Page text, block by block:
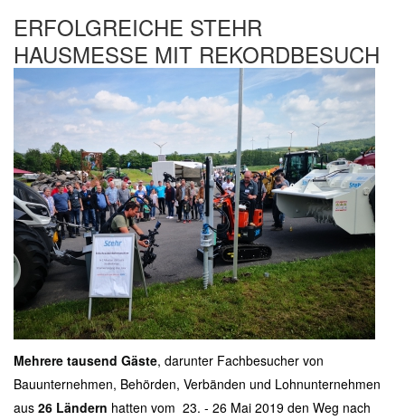
ERFOLGREICHE STEHR
HAUSMESSE MIT REKORDBESUCH
Mehrere tausend Gäste, darunter Fachbesucher von
Bauunternehmen, Behörden, Verbänden und Lohnunternehmen
aus 26 Ländern hatten vom 23. - 26 Mai 2019 den Weg nach